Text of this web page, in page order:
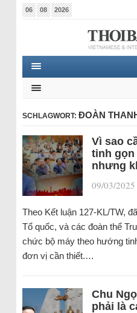
06 08 2026
SCHLAGWORT: ĐOÀN
Vì sao
tinh gọn
nhưng
09/03/2025
Theo Kết luận 127-KL/TW,
Tổ quốc, và các đoàn thể
chức bộ máy theo hướng
đơn vị cần thiết.…
Chu
phải là